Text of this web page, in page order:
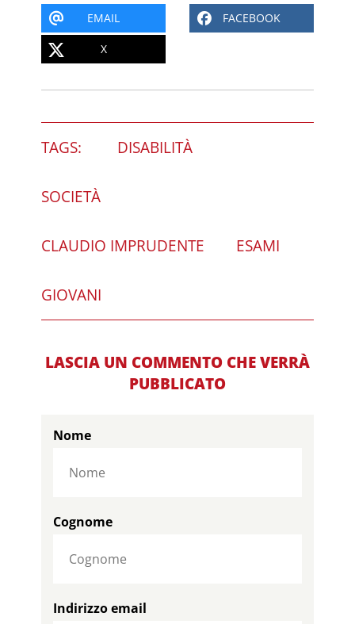
EMAIL FACEBOOK
X
TAGS: DISABILITÀ
SOCIETÀ
CLAUDIO IMPRUDENTE ESAMI
GIOVANI
LASCIA UN COMMENTO CHE VERRÀ
PUBBLICATO
Nome
Cognome
Indirizzo email